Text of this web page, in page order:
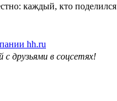
каждый, кто
hh.ru
друзьями в соцсетях!